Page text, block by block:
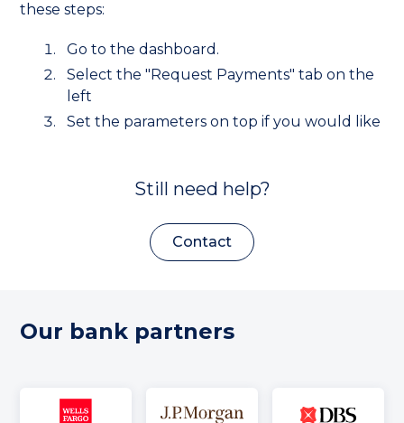
these steps:
Go to the dashboard.
Select the "Request Payments" tab on the
left
Set the parameters on top if you would like
Still need help?
Contact
Our bank partners